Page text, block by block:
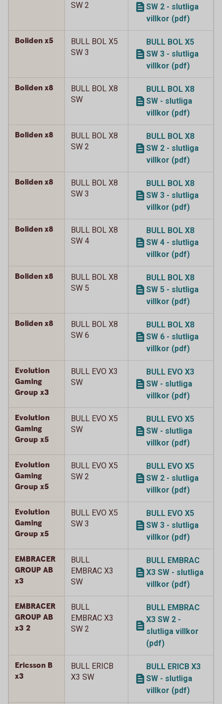
SW 2
SW 2 - slutliga
villkor (pdf)
Boliden x5
BULL BOL X5
SW 3
BULL BOL X5
SW 3 - slutliga
villkor (pdf)
Boliden x8
BULL BOL X8
SW
BULL BOL X8
SW - slutliga
villkor (pdf)
Boliden x8
BULL BOL X8
SW 2
BULL BOL X8
SW 2 - slutliga
villkor (pdf)
Boliden x8
BULL BOL X8
SW 3
BULL BOL X8
SW 3 - slutliga
villkor (pdf)
Boliden x8
BULL BOL X8
SW 4
BULL BOL X8
SW 4 - slutliga
villkor (pdf)
Boliden x8
BULL BOL X8
SW 5
BULL BOL X8
SW 5 - slutliga
villkor (pdf)
Boliden x8
BULL BOL X8
SW 6
BULL BOL X8
SW 6 - slutliga
villkor (pdf)
Evolution
Gaming
Group x3
BULL EVO X3
SW
BULL EVO X3
SW - slutliga
villkor (pdf)
Evolution
Gaming
Group x5
BULL EVO X5
SW
BULL EVO X5
SW - slutliga
villkor (pdf)
Evolution
Gaming
Group x5
BULL EVO X5
SW 2
BULL EVO X5
SW 2 - slutliga
villkor (pdf)
Evolution
Gaming
Group x5
BULL EVO X5
SW 3
BULL EVO X5
SW 3 - slutliga
villkor (pdf)
EMBRACER
GROUP AB
x3
BULL
EMBRAC X3
SW
BULL EMBRAC
X3 SW - slutliga
villkor (pdf)
EMBRACER
GROUP AB
x3 2
BULL
EMBRAC X3
SW 2
BULL EMBRAC
X3 SW 2 -
slutliga villkor
(pdf)
Ericsson B
x3
BULL ERICB
X3 SW
BULL ERICB X3
SW - slutliga
villkor (pdf)